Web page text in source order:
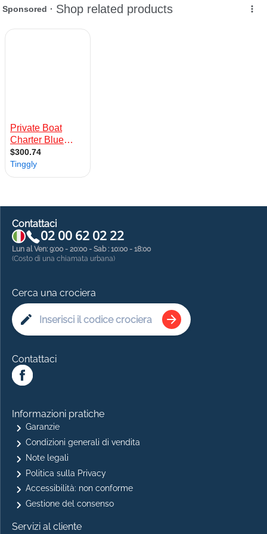
Contattaci
02 00 62 02 22
Lun al Ven: 9:00 - 20:00 - Sab : 10:00 - 18:00
(Costo di una chiamata urbana)
Cerca una crociera
Contattaci
Informazioni pratiche
Garanzie
Condizioni generali di vendita
Note legali
Politica sulla Privacy
Accessibilità: non conforme
Gestione del consenso
Servizi al cliente